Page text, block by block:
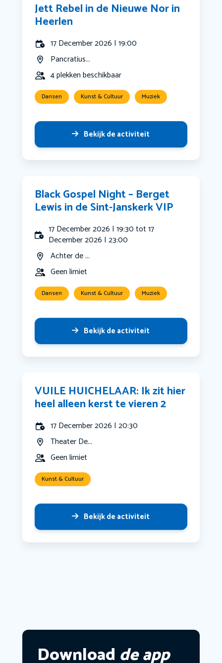
Jett Rebel in de Nieuwe Nor in
Heerlen
17 December 2026 | 19:00
Pancratius...
4 plekken beschikbaar
Dansen Kunst & Cultuur Muziek
Bekijk de activiteit
Black Gospel Night – Berget
Lewis in de Sint-Janskerk VIP
17 December 2026 | 19:30 tot 17
December 2026 | 23:00
Achter de ...
Geen limiet
Dansen Kunst & Cultuur Muziek
Bekijk de activiteit
VUILE HUICHELAAR: Ik zit hier
heel alleen kerst te vieren 2
17 December 2026 | 20:30
Theater De...
Geen limiet
Kunst & Cultuur
Bekijk de activiteit
Download de app